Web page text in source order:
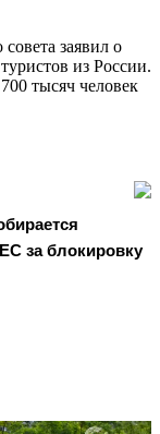
заявил о
из России.
тысяч человек
за блокировку